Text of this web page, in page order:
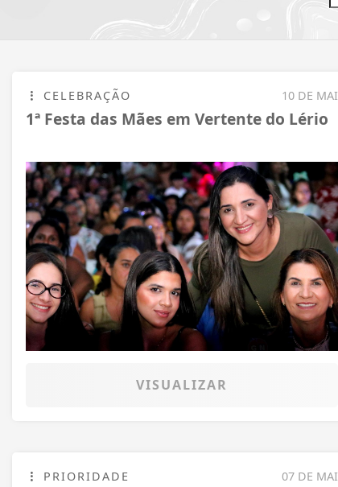
10 DE MAI
CELEBRAÇÃO
1ª Festa das Mães em Vertente do Lério
VISUALIZAR
07 DE MAI
PRIORIDADE